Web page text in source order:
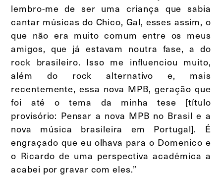
lembro-me de ser uma criança que sabia
cantar músicas do Chico, Gal, esses assim, o
que não era muito comum entre os meus
amigos, que já estavam noutra fase, a do
rock brasileiro. Isso me influenciou muito,
além do rock alternativo e, mais
recentemente, essa nova MPB, geração que
foi até o tema da minha tese [título
provisório: Pensar a nova MPB no Brasil e a
nova música brasileira em Portugal]. É
engraçado que eu olhava para o Domenico e
o Ricardo de uma perspectiva académica a
acabei por gravar com eles.”